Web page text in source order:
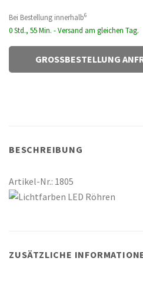
Bei Bestellung innerhalb6
0 Std., 55 Min. - Versand am gleichen Tag.
GROSSBESTELLUNG
BESCHREIBUNG
Artikel-Nr.: 1805
ZUSÄTZLICHE